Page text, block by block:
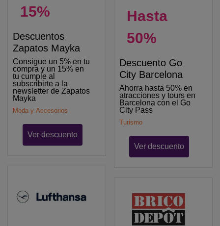
15%
Descuentos
Zapatos Mayka
Consigue un 5% en tu
compra y un 15% en
tu cumple al
subscribirte a la
newsletter de Zapatos
Mayka
Moda y Accesorios
Ver descuento
Hasta
50%
Descuento Go
City Barcelona
Ahorra hasta 50% en
atracciones y tours en
Barcelona con el Go
City Pass
Turismo
Ver descuento